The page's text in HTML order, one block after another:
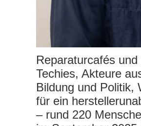
Reparaturcafés
Techies, Akteure
Bildung und Politik,
für ein
– rund 220